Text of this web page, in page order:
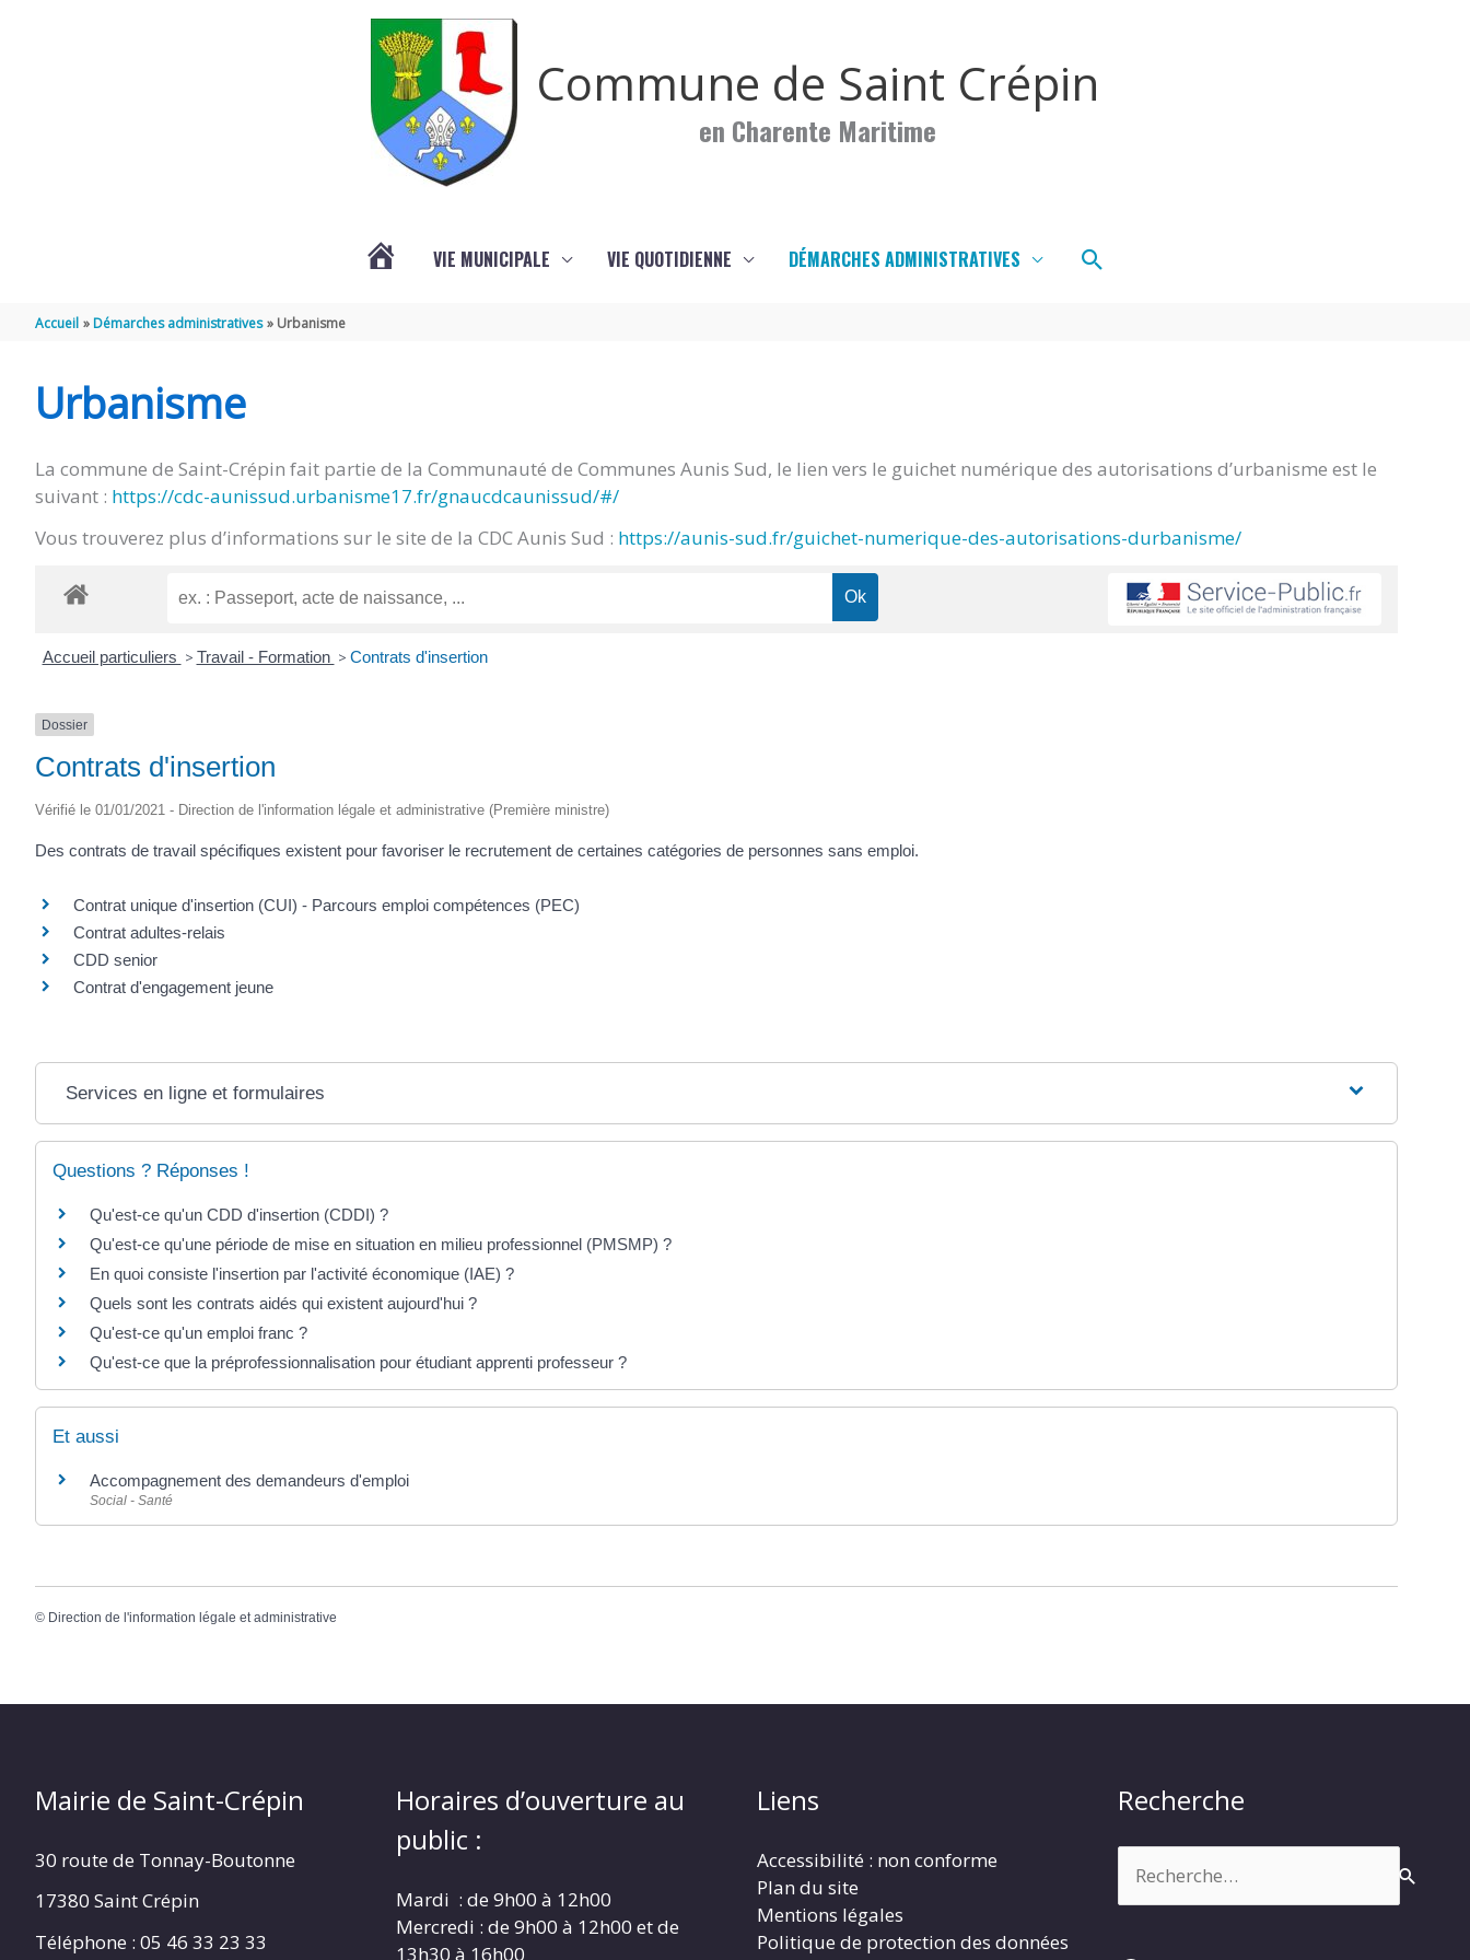
Commune de Saint Crépin
en Charente Maritime
CRÉPIN
VIE MUNICIPALE VIE QUOTIDIENNE DÉMARCHES ADMINISTRATIVES Rechercher
Accueil Démarches administratives Urbanisme
Urbanisme
La commune de Saint-Crépin fait partie de la Communauté de Communes Aunis Sud, le lien vers le guichet numérique des autorisations d’urbanisme est le
suivant : https://cdc-aunissud.urbanisme17.fr/gnaucdcaunissud/#/
Vous trouverez plus d’informations sur le site de la CDC Aunis Sud : https://aunis-sud.fr/guichet-numerique-des-autorisations-durbanisme/
Accueil particuliers > Travail - Formation > Contrats d'insertion
Dossier
Contrats d'insertion
Vérifié le 01/01/2021 - Direction de l'information légale et administrative (Première ministre)
Des contrats de travail spécifiques existent pour favoriser le recrutement de certaines catégories de personnes sans emploi.
Contrat unique d'insertion (CUI) - Parcours emploi compétences (PEC)
Contrat adultes-relais
CDD senior
Contrat d'engagement jeune
Services en ligne et formulaires
Questions ? Réponses !
Qu'est-ce qu'un CDD d'insertion (CDDI) ?
Qu'est-ce qu'une période de mise en situation en milieu professionnel (PMSMP) ?
En quoi consiste l'insertion par l'activité économique (IAE) ?
Quels sont les contrats aidés qui existent aujourd'hui ?
Qu'est-ce qu'un emploi franc ?
Qu'est-ce que la préprofessionnalisation pour étudiant apprenti professeur ?
Et aussi
Accompagnement des demandeurs d'emploi
Social - Santé
© Direction de l'information légale et administrative
Mairie de Saint-Crépin
30 route de Tonnay-Boutonne
17380 Saint Crépin
Téléphone : 05 46 33 23 33
Horaires d’ouverture au
public :
Mardi : de 9h00 à 12h00
Mercredi : de 9h00 à 12h00 et de
13h30 à 16h00
Liens
Accessibilité : non conforme
Plan du site
Mentions légales
Politique de protection des données
Recherche